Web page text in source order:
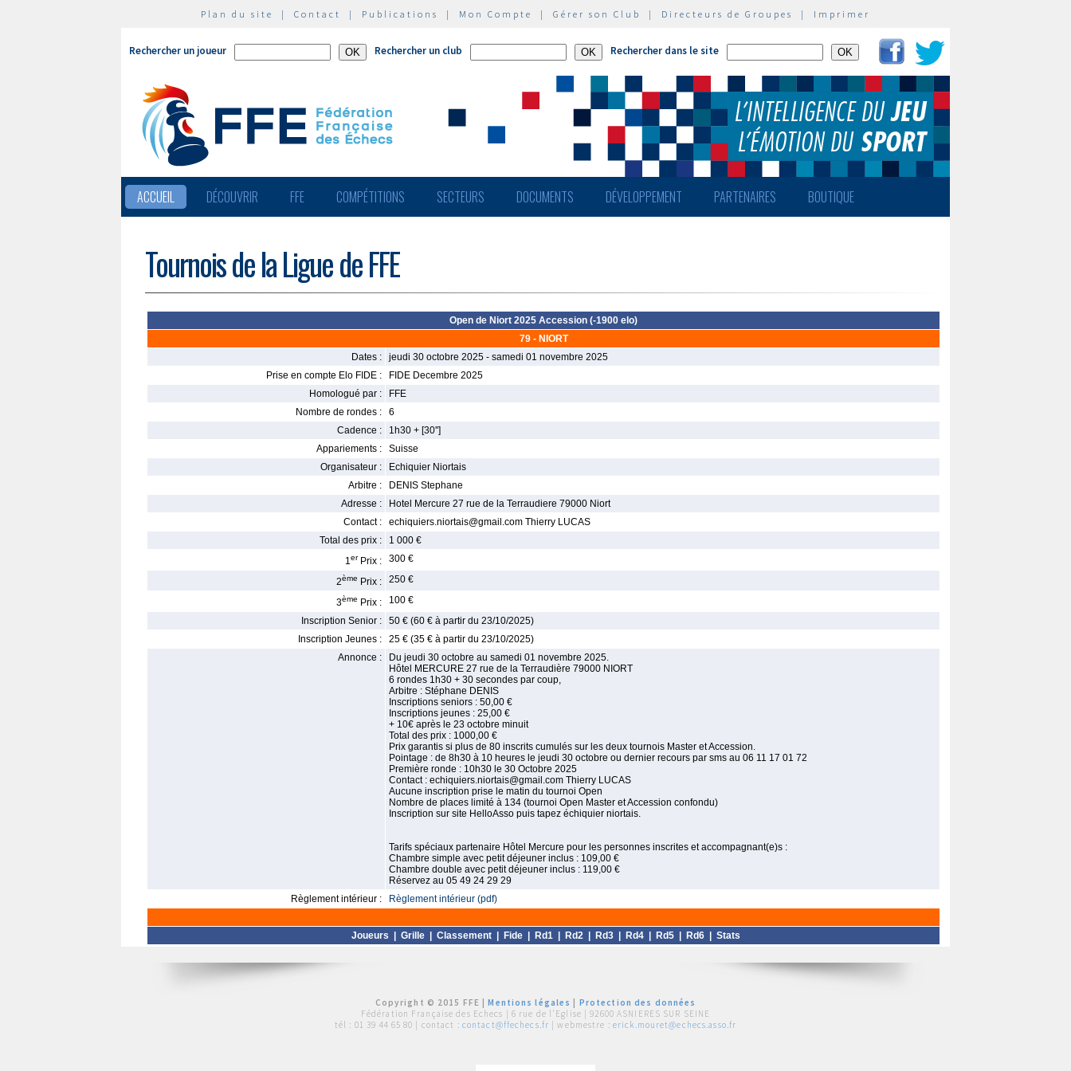
Plan du site | Contact | Publications | Mon Compte | Gérer son Club | Directeurs de Groupes | Imprimer
Rechercher un joueur Rechercher un club Rechercher dans le site
ACCUEIL DÉCOUVRIR FFE COMPÉTITIONS SECTEURS DOCUMENTS DÉVELOPPEMENT PARTENAIRES BOUTIQUE
Tournois de la Ligue de FFE
Open de Niort 2025 Accession (-1900 elo)
79 - NIORT
Dates :
jeudi 30 octobre 2025 - samedi 01 novembre 2025
Prise en compte Elo FIDE :
FIDE Decembre 2025
Homologué par :
FFE
Nombre de rondes :
6
Cadence :
1h30 + [30'']
Appariements :
Suisse
Organisateur :
Echiquier Niortais
Arbitre :
DENIS Stephane
Adresse :
Hotel Mercure 27 rue de la Terraudiere 79000 Niort
Contact :
echiquiers.niortais@gmail.com Thierry LUCAS
Total des prix :
1 000 €
1er Prix : 300 €
2ème Prix : 250 €
3ème Prix :
100 €
Inscription Senior :
50 € (60 € à partir du 23/10/2025)
Inscription Jeunes :
25 € (35 € à partir du 23/10/2025)
Annonce :
Du jeudi 30 octobre au samedi 01 novembre 2025.
Hôtel MERCURE 27 rue de la Terraudière 79000 NIORT
6 rondes 1h30 + 30 secondes par coup,
Arbitre : Stéphane DENIS
Inscriptions seniors : 50,00 €
Inscriptions jeunes : 25,00 €
+ 10€ après le 23 octobre minuit
Total des prix : 1000,00 €
Prix garantis si plus de 80 inscrits cumulés sur les deux tournois Master et Accession.
Pointage : de 8h30 à 10 heures le jeudi 30 octobre ou dernier recours par sms au 06 11 17 01 72
Première ronde : 10h30 le 30 Octobre 2025
Contact : echiquiers.niortais@gmail.com Thierry LUCAS
Aucune inscription prise le matin du tournoi Open
Nombre de places limité à 134 (tournoi Open Master et Accession confondu)
Inscription sur site HelloAsso puis tapez échiquier niortais.
Tarifs spéciaux partenaire Hôtel Mercure pour les personnes inscrites et accompagnant(e)s :
Chambre simple avec petit déjeuner inclus : 109,00 €
Chambre double avec petit déjeuner inclus : 119,00 €
Réservez au 05 49 24 29 29
Règlement intérieur :
Règlement intérieur (pdf)
Joueurs Grille Classement Fide Rd1 Rd2 Rd3 Rd4 Rd5 Rd6 Stats
Copyright © 2015 FFE |Mentions légales
Protection des données
Fédération Française des Echecs | 6 rue de l'Eglise | 92600 ASNIERES SUR SEINE
tél : 01 39 44 65 80 | contact : contact@ffechecs.fr | webmestre : erick.mouret@echecs.asso.fr